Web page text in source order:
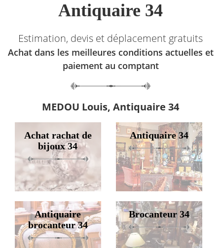
Antiquaire 34
Estimation, devis et déplacement gratuits
Achat dans les meilleures conditions actuelles et
paiement au comptant
MEDOU Louis, Antiquaire 34
Achat rachat de
bijoux 34
Antiquaire 34
Antiquaire
brocanteur 34
Brocanteur 34